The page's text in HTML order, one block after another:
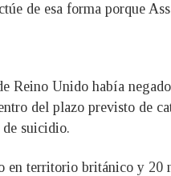
de esa forma porque
Reino Unido había
del plazo previsto de
suicidio.
territorio británico y 20